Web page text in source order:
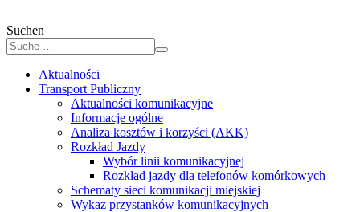
Suchen
Aktualności
Transport Publiczny
Aktualności komunikacyjne
Informacje ogólne
Analiza kosztów i korzyści (AKK)
Rozkład Jazdy
Wybór linii komunikacyjnej
Rozkład jazdy dla telefonów komórkowych
Schematy sieci komunikacji miejskiej
Wykaz przystanków komunikacyjnych